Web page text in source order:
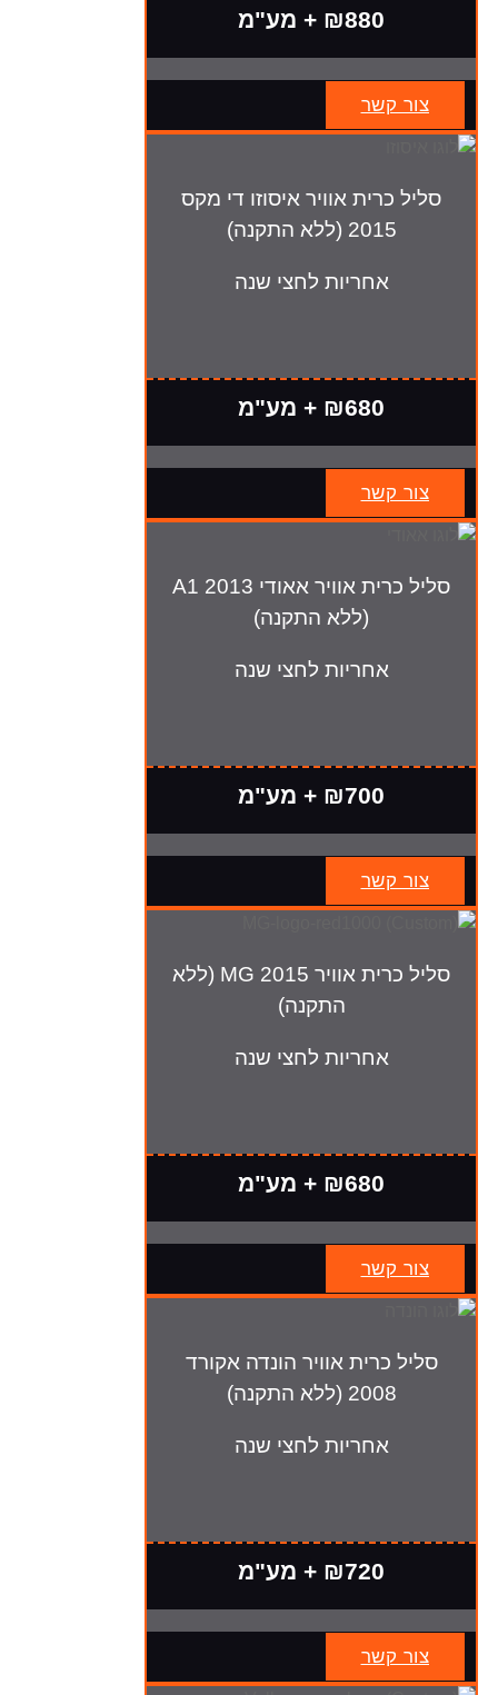
₪880 + מע"מ
צור קשר
סליל כרית אוויר איסוזו די מקס
2015 (ללא התקנה)
אחריות לחצי שנה
₪680 + מע"מ
צור קשר
סליל כרית אוויר אאודי A1 2013
(ללא התקנה)
אחריות לחצי שנה
₪700 + מע"מ
צור קשר
סליל כרית אוויר MG 2015 (ללא
התקנה)
אחריות לחצי שנה
₪680 + מע"מ
צור קשר
סליל כרית אוויר הונדה אקורד
2008 (ללא התקנה)
אחריות לחצי שנה
₪720 + מע"מ
צור קשר